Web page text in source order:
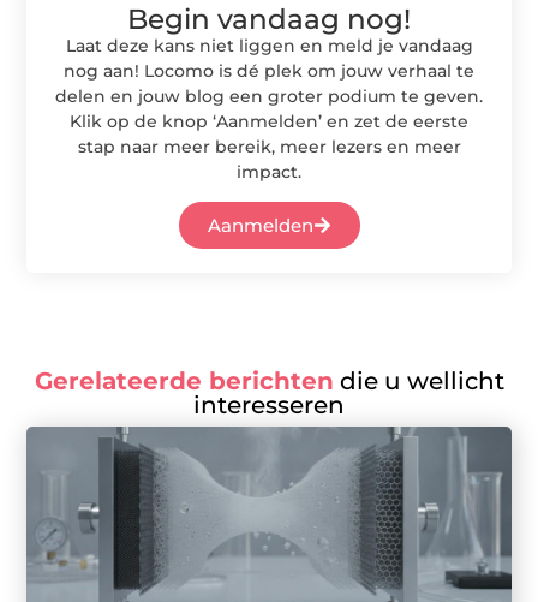
Begin vandaag nog!
Laat deze kans niet liggen en meld je vandaag
nog aan! Locomo is dé plek om jouw verhaal te
delen en jouw blog een groter podium te geven.
Klik op de knop ‘Aanmelden’ en zet de eerste
stap naar meer bereik, meer lezers en meer
impact.
Aanmelden
Gerelateerde berichten die u wellicht
interesseren